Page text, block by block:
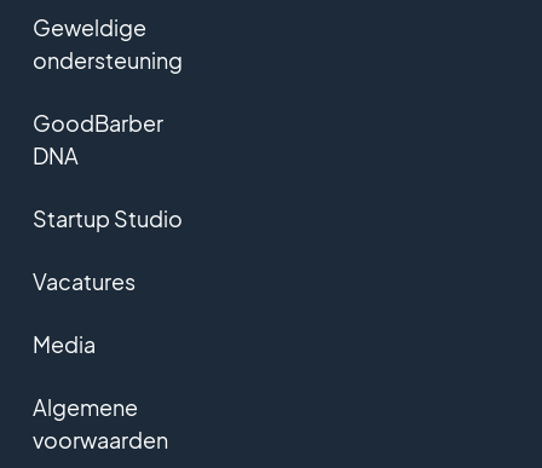
Geweldige
ondersteuning
GoodBarber
DNA
Startup Studio
Vacatures
Media
Algemene
voorwaarden